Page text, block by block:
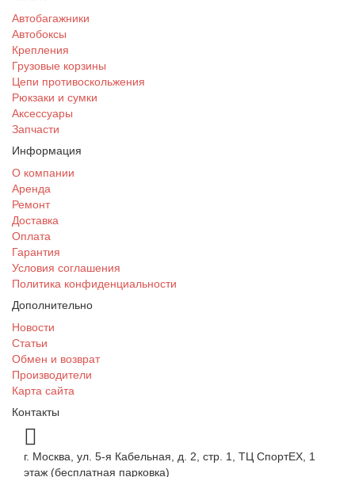
Автобагажники
Автобоксы
Крепления
Грузовые корзины
Цепи противоскольжения
Рюкзаки и сумки
Аксессуары
Запчасти
Информация
О компании
Аренда
Ремонт
Доставка
Оплата
Гарантия
Условия соглашения
Политика конфиденциальности
Дополнительно
Новости
Статьи
Обмен и возврат
Производители
Карта сайта
Контакты
г. Москва, ул. 5-я Кабельная, д. 2, стр. 1, ТЦ СпортEX, 1
этаж (бесплатная парковка)